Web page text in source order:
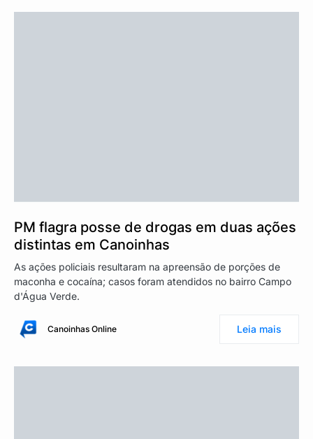
PM flagra posse de drogas em duas ações
distintas em Canoinhas
As ações policiais resultaram na apreensão de porções de
maconha e cocaína; casos foram atendidos no bairro Campo
d'Água Verde.
Canoinhas Online Leia mais